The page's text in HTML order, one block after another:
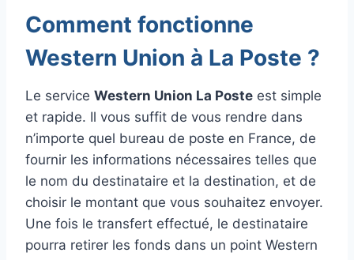
Comment fonctionne
Western Union à La Poste ?
Le service Western Union La Poste est simple
et rapide. Il vous suffit de vous rendre dans
n’importe quel bureau de poste en France, de
fournir les informations nécessaires telles que
le nom du destinataire et la destination, et de
choisir le montant que vous souhaitez envoyer.
Une fois le transfert effectué, le destinataire
pourra retirer les fonds dans un point Western